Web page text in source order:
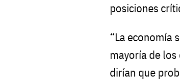
posiciones
“La economía
mayoría de
dirían que